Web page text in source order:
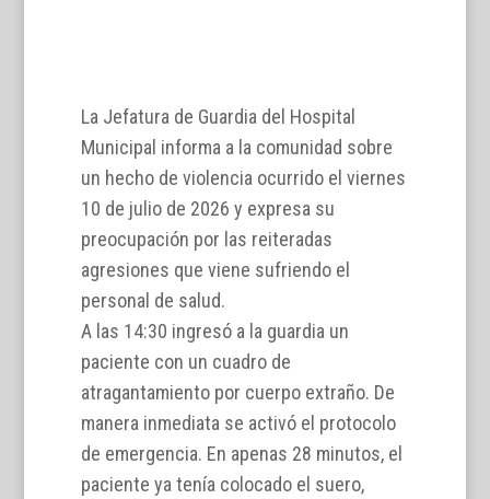
La Jefatura de Guardia del Hospital
Municipal informa a la comunidad sobre
un hecho de violencia ocurrido el viernes
10 de julio de 2026 y expresa su
preocupación por las reiteradas
agresiones que viene sufriendo el
personal de salud.
A las 14:30 ingresó a la guardia un
paciente con un cuadro de
atragantamiento por cuerpo extraño. De
manera inmediata se activó el protocolo
de emergencia. En apenas 28 minutos, el
paciente ya tenía colocado el suero,